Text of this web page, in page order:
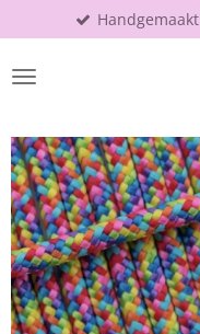
direct
naar
de
Handgemaakt